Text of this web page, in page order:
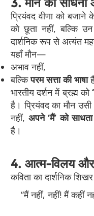
प्रियंवद वीणा को
को छूता नहीं, बल्कि
दार्शनिक रूप से अत्यंत
यहाँ मौन—
अभाव नहीं,
बल्किपरम सत्ता की भाषा
भारतीय दर्शन में ब्रह्म को
है। प्रियंवद का मौन
नहीं, अपने ‘मैं’ को
है।
4. आत्म-विलय और
कविता का दार्शनिक
“मैं नहीं, नहीं! मैं कहीं